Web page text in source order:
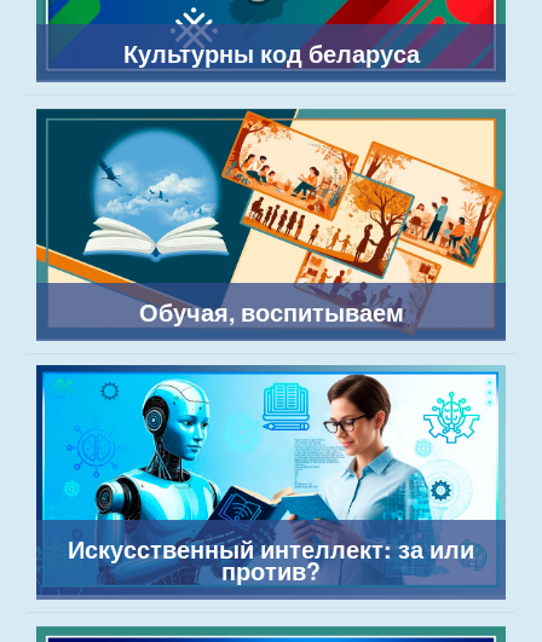
Культурны код беларуса
Обучая, воспитываем
Искусственный интеллект: за или
против?